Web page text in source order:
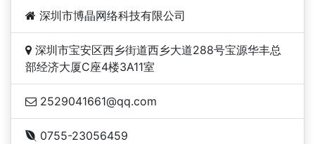
深圳市博晶网络科技有限公司
深圳市宝安区西乡街道西乡大道288号宝源华丰总
部经济大厦C座4楼3A11室
2529041661@qq.com
0755-23056459